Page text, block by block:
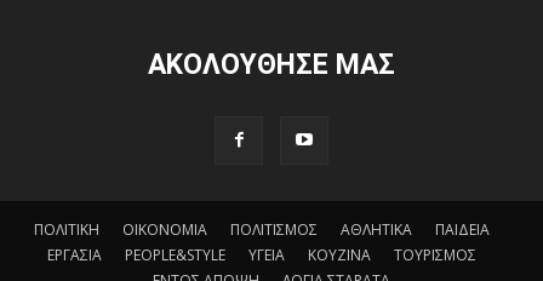
ΑΚΟΛΟΥΘΗΣΕ ΜΑΣ
ΠΟΛΙΤΙΚΗ ΟΙΚΟΝΟΜΙΑ ΠΟΛΙΤΙΣΜΟΣ ΑΘΛΗΤΙΚΑ
ΠΑΙΔΕΙΑ
ΕΡΓΑΣΙΑ
PEOPLE&STYLE ΥΓΕΙΑ ΚΟΥΖΙΝΑ
ΤΟΥΡΙΣΜΟΣ